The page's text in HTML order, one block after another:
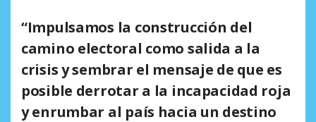
“Impulsamos la construcción del
camino electoral como salida a la
crisis y sembrar el mensaje de que es
posible derrotar a la incapacidad roja
y enrumbar al país hacia un destino